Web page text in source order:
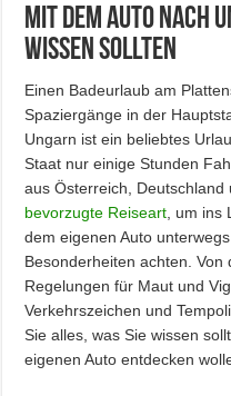
Mit dem Auto nach
wissen sollten
Einen Badeurlaub am
Spaziergänge in der
Ungarn ist ein beliebtes
Staat nur einige Stunden
aus Österreich,
bevorzugte Reiseart , um
dem eigenen Auto
Besonderheiten achten.
Regelungen für Maut und
Verkehrszeichen und
Sie alles, was Sie wissen
eigenen Auto entdecken